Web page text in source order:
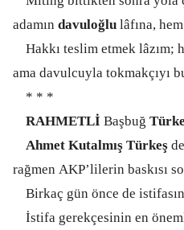
adamın davuloğlu lâfına,
Hakkı teslim etmek lâzım;
ama davulcuyla tokmakçıyı
* * *
RAHMETLİ Başbuğ
Ahmet Kutalmış Türkeş
rağmen AKP’lilerin baskısı
Birkaç gün önce de
İstifa gerekçesinin en